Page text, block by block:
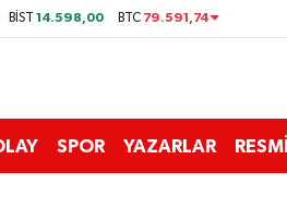
BİST14.598,00 BTC 79.591,74
SPOR YAZARLAR